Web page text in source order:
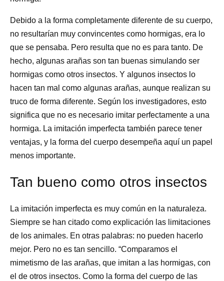
Debido a la forma completamente diferente de su cuerpo,
no resultarían muy convincentes como hormigas, era lo
que se pensaba. Pero resulta que no es para tanto. De
hecho, algunas arañas son tan buenas simulando ser
hormigas como otros insectos. Y algunos insectos lo
hacen tan mal como algunas arañas, aunque realizan su
truco de forma diferente. Según los investigadores, esto
significa que no es necesario imitar perfectamente a una
hormiga. La imitación imperfecta también parece tener
ventajas, y la forma del cuerpo desempeña aquí un papel
menos importante.
Tan bueno como otros insectos
La imitación imperfecta es muy común en la naturaleza.
Siempre se han citado como explicación las limitaciones
de los animales. En otras palabras: no pueden hacerlo
mejor. Pero no es tan sencillo. “Comparamos el
mimetismo de las arañas, que imitan a las hormigas, con
el de otros insectos. Como la forma del cuerpo de las